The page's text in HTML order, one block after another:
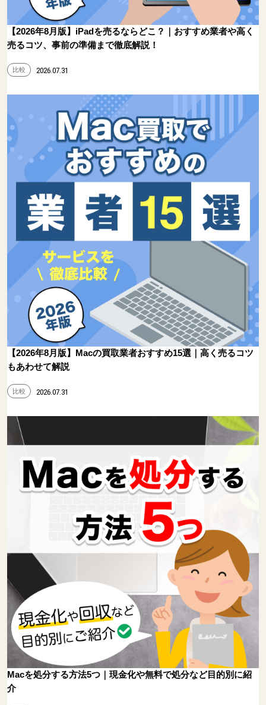
【2026年8月版】iPadを売るならどこ？｜おすすめ業者や高く
売るコツ、事前の準備まで徹底解説！
比較 2026.07.31
【2026年8月版】Macの買取業者おすすめ15選｜高く売るコツ
もあわせて解説
比較 2026.07.31
Macを処分する方法5つ｜現金化や無料で処分など目的別に紹
介